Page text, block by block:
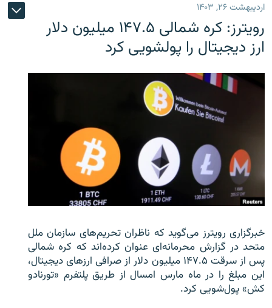
اردیبهشت ۲۶, ۱۴۰۳
رویترز: کره شمالی ۱۴۷.۵ میلیون دلار
ارز دیجیتال را پولشویی کرد
خبرگزاری رویترز می‌گوید که ناظران تحریم‌های سازمان ملل
متحد در گزارش محرمانه‌ای عنوان کرده‌اند که کره شمالی
پس از سرقت ۱۴۷.۵ میلیون دلار از صرافی ارزهای دیجیتال،
این مبلغ را در ماه مارس امسال از طریق پلتفرم «تورنادو
کش» پول‌شویی کرد.